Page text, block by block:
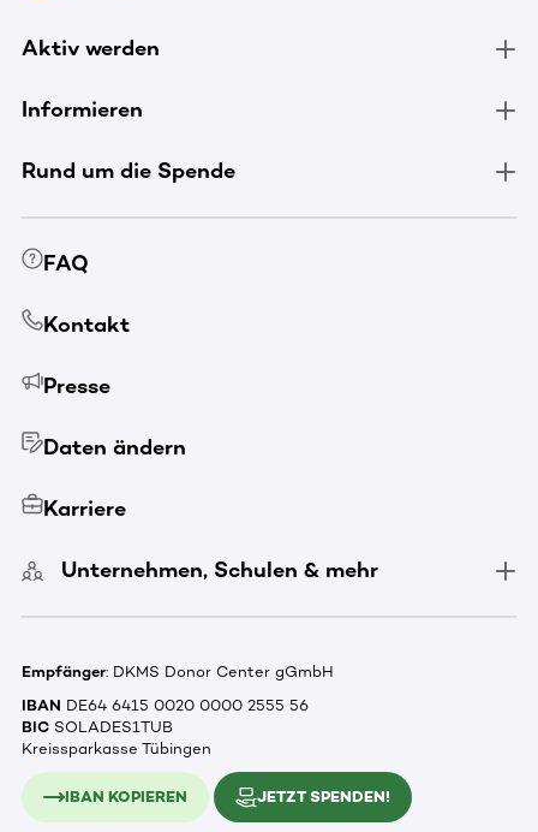
Aktiv werden
Informieren
Rund um die Spende
FAQ
Kontakt
Presse
Daten ändern
Karriere
Unternehmen, Schulen & mehr
Empfänger: DKMS Donor Center gGmbH
IBAN DE64 6415 0020 0000 2555 56
BIC SOLADES1TUB
Kreissparkasse Tübingen
IBAN KOPIEREN JETZT SPENDEN!